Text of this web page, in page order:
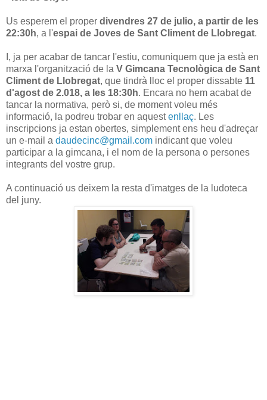
Us esperem el proper divendres 27 de julio, a partir de les
22:30h, a l'espai de Joves de Sant Climent de Llobregat.
I, ja per acabar de tancar l'estiu, comuniquem que ja està en
marxa l'organització de la V Gimcana Tecnològica de Sant
Climent de Llobregat, que tindrà lloc el proper dissabte 11
d'agost de 2.018, a les 18:30h. Encara no hem acabat de
tancar la normativa, però si, de moment voleu més
informació, la podreu trobar en aquestenllaç. Les
inscripcions ja estan obertes, simplement ens heu d'adreçar
un e-mail a daudecinc@gmail.com indicant que voleu
participar a la gimcana, i el nom de la persona o persones
integrants del vostre grup.
A continuació us deixem la resta d'imatges de la ludoteca
del juny.